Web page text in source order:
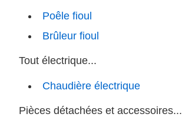
Poêle fioul
Brûleur fioul
Tout électrique...
Chaudière électrique
Pièces détachées et accessoires...